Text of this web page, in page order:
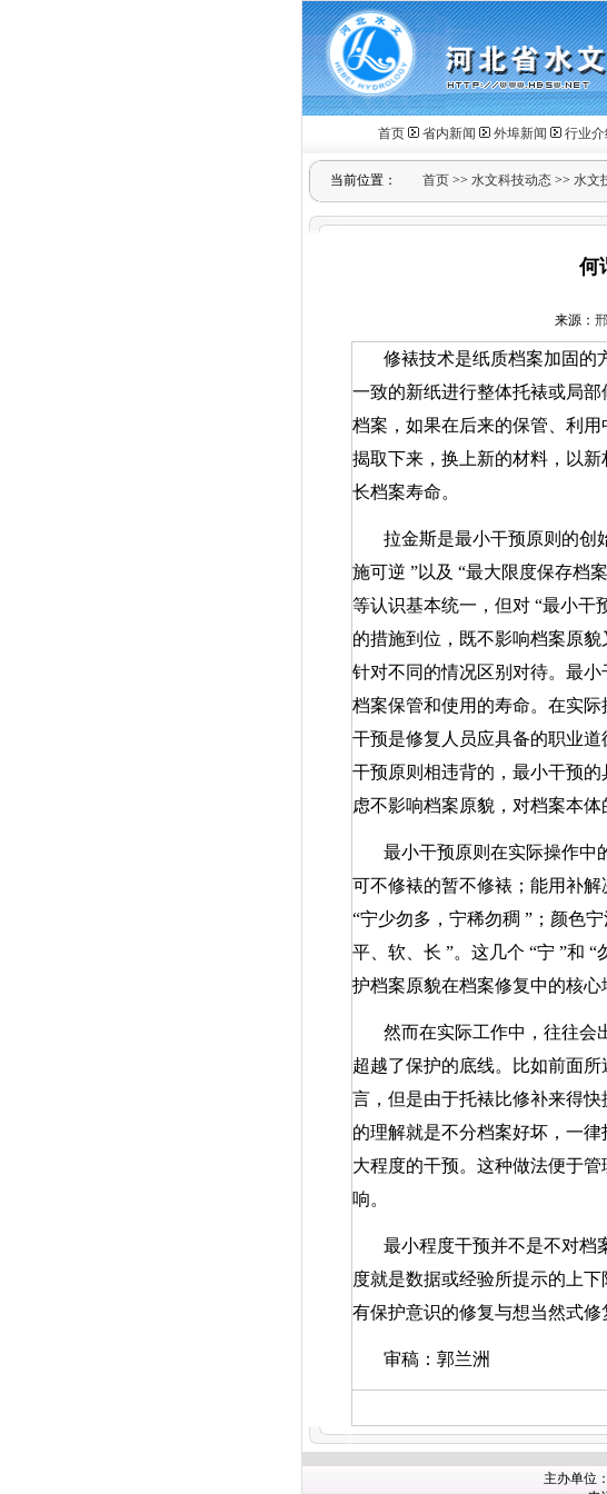
首页 省内新闻 外埠新闻 行业介
当前位置： 首页 >> 水文科技动态 >> 水文
何
来源：
修裱技术是纸质档案加固的
一致的新纸进行整体托裱或局
档案，如果在后来的保管、利
揭取下来，换上新的材料，以
长档案寿命。
拉金斯是最小干预原则的创
施可逆 ”以及 “最大限度保存档案
等认识基本统一，但对 “最小干
的措施到位，既不影响档案原
针对不同的情况区别对待。最
档案保管和使用的寿命。在实
干预是修复人员应具备的职业
干预原则相违背的，最小干预
虑不影响档案原貌，对档案本体
最小干预原则在实际操作中
可不修裱的暂不修裱；能用补
“宁少勿多，宁稀勿稠 ” ；颜色
平、软、长 ”。这几个 “宁 ”和 “
护档案原貌在档案修复中的核心
然而在实际工作中，往往会
超越了保护的底线。比如前面所
言，但是由于托裱比修补来得
的理解就是不分档案好坏，一
大程度的干预。这种做法便于
响。
最小程度干预并不是不对档
度就是数据或经验所提示的上
有保护意识的修复与想当然式修
审稿：郭兰洲
主办单位